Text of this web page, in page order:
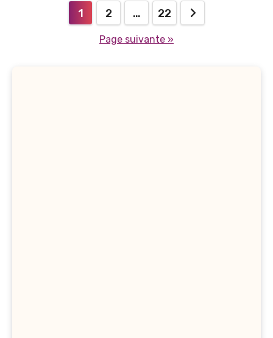
Navigation
1 2 … 22
Page suivante »